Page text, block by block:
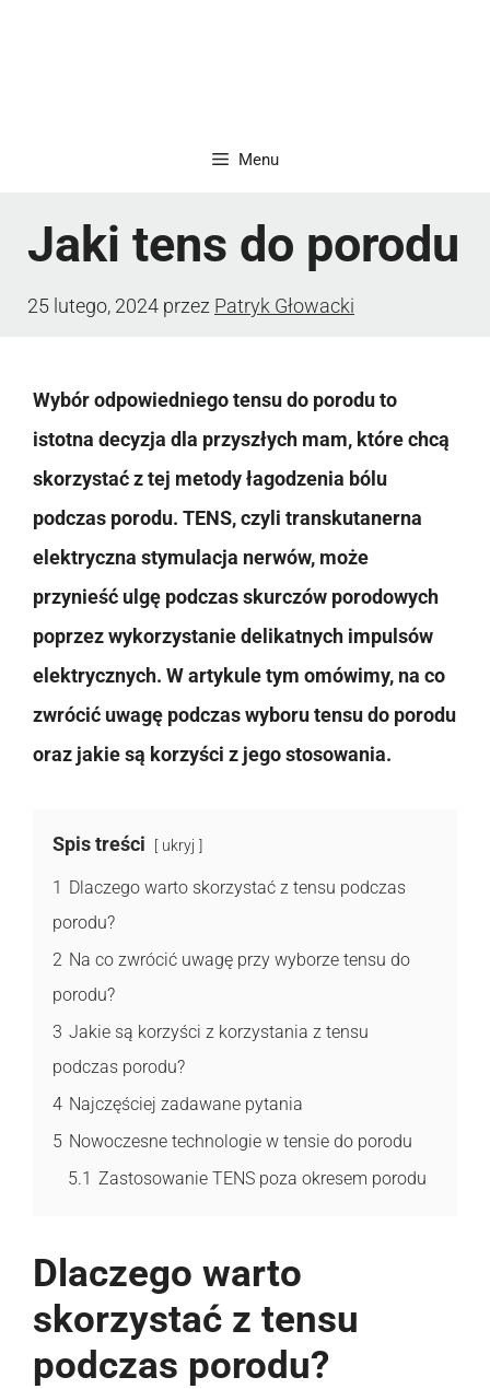
Menu
Jaki tens do porodu
25 lutego, 2024 przez Patryk Głowacki
Wybór odpowiedniego tensu do porodu to
istotna decyzja dla przyszłych mam, które chcą
skorzystać z tej metody łagodzenia bólu
podczas porodu. TENS, czyli transkutanerna
elektryczna stymulacja nerwów, może
przynieść ulgę podczas skurczów porodowych
poprzez wykorzystanie delikatnych impulsów
elektrycznych. W artykule tym omówimy, na co
zwrócić uwagę podczas wyboru tensu do porodu
oraz jakie są korzyści z jego stosowania.
Spis treści ukryj
1 Dlaczego warto skorzystać z tensu podczas
porodu?
2 Na co zwrócić uwagę przy wyborze tensu do
porodu?
3 Jakie są korzyści z korzystania z tensu
podczas porodu?
4 Najczęściej zadawane pytania
5 Nowoczesne technologie w tensie do porodu
5.1 Zastosowanie TENS poza okresem porodu
Dlaczego warto
skorzystać z tensu
podczas porodu?